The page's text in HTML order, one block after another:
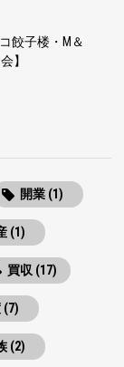
餃子楼・M＆
】
開業 (1)
(1)
買収 (17)
(7)
(2)